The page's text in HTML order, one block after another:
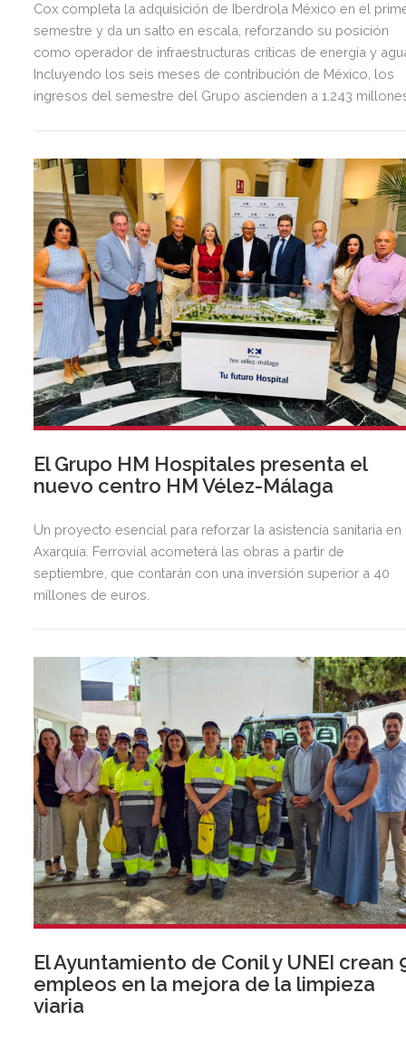
Cox completa la adquisición de Iberdrola México en el
semestre y da un salto en escala, reforzando su posición
como operador de infraestructuras críticas de energía y
Incluyendo los seis meses de contribución de México, los
ingresos del semestre del Grupo ascienden a 1.243
El Grupo HM Hospitales presenta el
nuevo centro HM Vélez-Málaga
Un proyecto esencial para reforzar la asistencia sanitaria en
Axarquía. Ferrovial acometerá las obras a partir de
septiembre, que contarán con una inversión superior a 40
millones de euros.
El Ayuntamiento de Conil y UNEI crean
empleos en la mejora de la limpieza
viaria